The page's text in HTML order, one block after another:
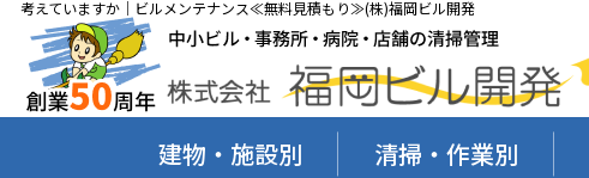
考えていますか｜ビルメンテナンス≪無料見積もり≫(株)福岡ビル開発
建物・施設別 清掃・作業別